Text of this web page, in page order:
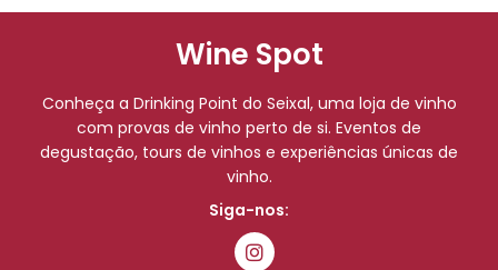
Wine Spot
Conheça a Drinking Point do Seixal, uma loja de vinho
com provas de vinho perto de si. Eventos de
degustação, tours de vinhos e experiências únicas de
vinho.
Siga-nos: